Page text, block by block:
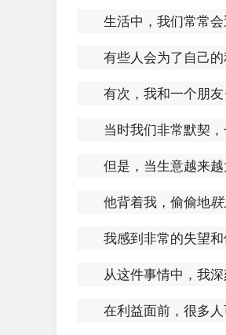
生活中，我们常常
有些人会为了自己
有次，我和一个朋友
当时我们非常默契
但是，当生意越来
他背着我，偷偷地
我感到非常的失望
从这件事情中，我
在利益面前，很多